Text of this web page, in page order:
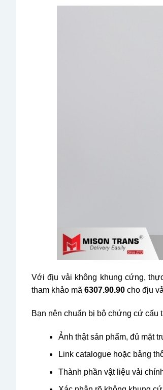
Với địu vải không khung cứng,
tham khảo mã 6307.90.90 cho địu
Bạn nên chuẩn bị bộ chứng cứ cấu
Ảnh thật sản phẩm, đủ mặt
Link catalogue hoặc bảng
Thành phần vật liệu vải